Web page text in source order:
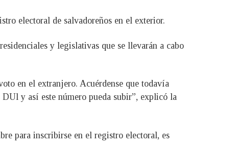
electoral de salvadoreños en el exterior.
y legislativas que se llevarán a cabo
en el extranjero. Acuérdense que todavía
DUl y así este número pueda subir”, explicó la
para inscribirse en el registro electoral, es